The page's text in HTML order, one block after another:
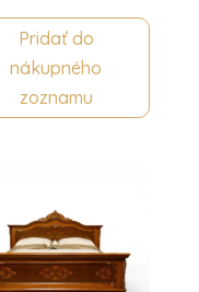
Pridať do
nákupného
zoznamu